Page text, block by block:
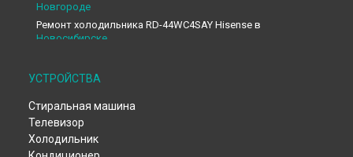
Новгороде
Ремонт холодильника RD-44WC4SAY Hisense в
Новосибирске
Ремонт холодильника RD-44WC4SAY Hisense в
Ремонт холодильника RD-44WC4SAY Hisense в
Ремонт холодильника RD-44WC4SAY Hisense в
Ремонт холодильника RD-44WC4SAY Hisense в
УСТРОЙСТВА
Стиральная машина
Телевизор
Холодильник